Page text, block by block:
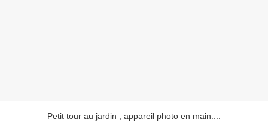
Petit tour au jardin , appareil photo en main....